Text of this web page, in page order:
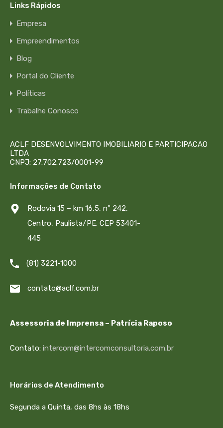
Links Rápidos
Empresa
Empreendimentos
Blog
Portal do Cliente
Políticas
Trabalhe Conosco
ACLF DESENVOLVIMENTO IMOBILIARIO E PARTICIPACAO
LTDA
CNPJ: 27.702.723/0001-99
Informações de Contato
Rodovia 15 – km 16,5, nº 242,
Centro, Paulista/PE. CEP 53401-
445
(81) 3221-1000
contato@aclf.com.br
Assessoria de Imprensa – Patrícia Raposo
Contato: intercom@intercomconsultoria.com.br
Horários de Atendimento
Segunda a Quinta, das 8hs às 18hs